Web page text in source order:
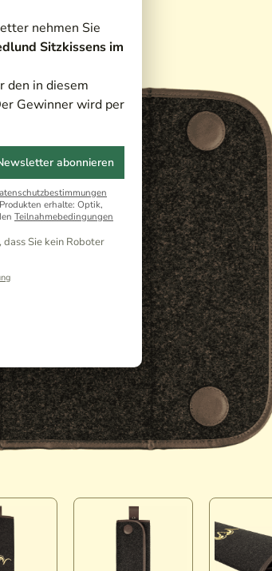
nehmen Sie
Sitzkissens im
den in diesem
Gewinner wird per
abonnieren
erhalte: Optik,
Teilnahmebedingungen
Sie kein Roboter